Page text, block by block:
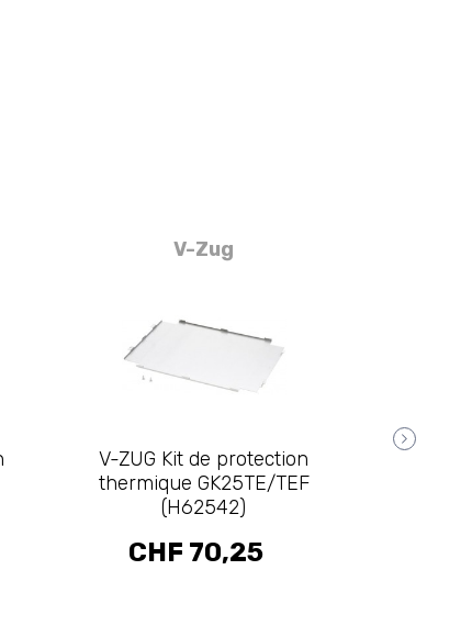
V-Zug
V-ZUG Kit de protection
thermique GK25TE/TEF
(H62542)
CHF 70,25